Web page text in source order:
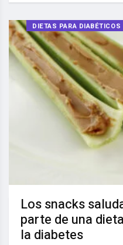
DIETAS PARA DIABÉTICOS
Los snacks
parte de una
la diabetes